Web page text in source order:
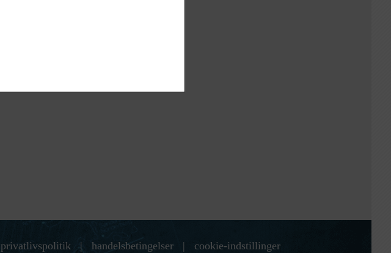
privatlivspolitik | handelsbetingelser | cookie-indstillinger